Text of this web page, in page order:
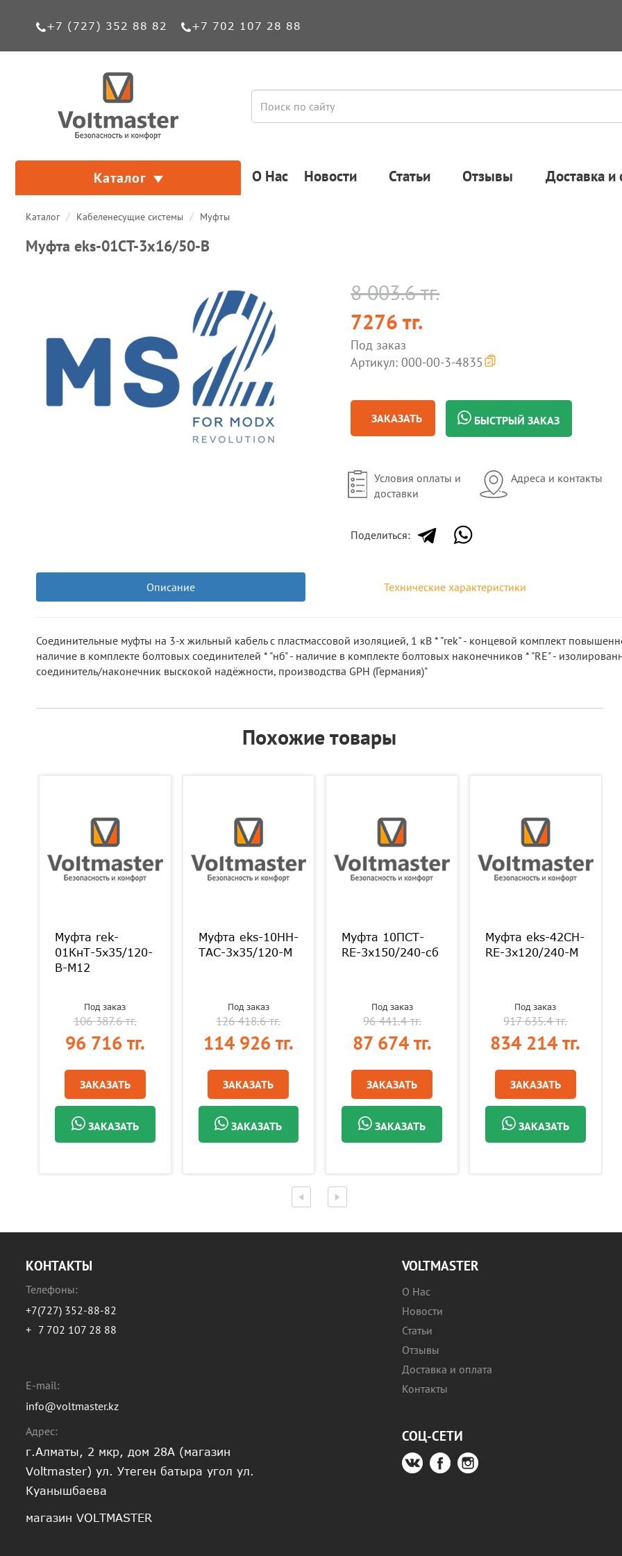
+7 (727) 352 88 82 +7 702 107 28 88
Каталог О Нас Новости Статьи Отзывы Доставка и
Каталог Кабеленесущие системы Муфты
Муфта eks-01СТ-3х16/50-В
8 003.6 тг.
7276 тг.
Под заказ
Артикул: 000-00-3-4835
ЗАКАЗАТЬ БЫСТРЫЙ ЗАКАЗ
Условия оплаты и
доставки
Адреса и контакты
Поделиться:
Описание Технические характеристики
Соединительные муфты на 3-х жильный кабель с пластмассовой изоляцией, 1 кВ * "rek" - концевой комплект
наличие в комплекте болтовых соединителей * "нб" - наличие в комплекте болтовых наконечников * "RE" -
соединитель/наконечник выскокой надёжности, производства GPH (Германия)"
Похожие товары
Муфта rek-
01КнТ-5х35/120-
В-М12
Под заказ
106 387.6 тг.
96 716 тг.
ЗАКАЗАТЬ
ЗАКАЗАТЬ
Муфта eks-10HH-
ТАС-3х35/120-М
Под заказ
126 418.6 тг.
114 926 тг.
ЗАКАЗАТЬ
ЗАКАЗАТЬ
Муфта 10ПСТ-
RE-3х150/240-сб
Под заказ
96 441.4 тг.
87 674 тг.
ЗАКАЗАТЬ
ЗАКАЗАТЬ
Муфта eks-42CH-
RE-3х120/240-M
Под заказ
917 635.4 тг.
834 214 тг.
ЗАКАЗАТЬ
ЗАКАЗАТЬ
КОНТАКТЫ
Телефоны:
+7(727) 352-88-82
+ 7 702 107 28 88
E-mail:
info@voltmaster.kz
Адрес:
г.Алматы, 2 мкр, дом 28А (магазин
Voltmaster) ул. Утеген батыра угол ул.
Куанышбаева
магазин VOLTMASTER
VOLTMASTER
О Нас
Новости
Статьи
Отзывы
Доставка и оплата
Контакты
СОЦ-СЕТИ